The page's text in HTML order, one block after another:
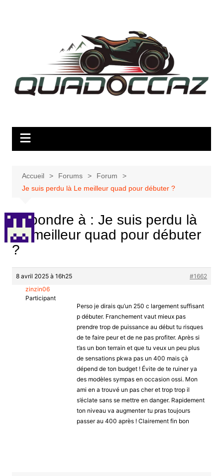
Accueil Forums
Forum
Je suis perdu là Le meilleur quad pour débuter ?
Répondre à : Je suis perdu là
Le meilleur quad pour débuter
?
8 avril 2025 à 16h25
#1662
zinzin06
Participant
Perso je dirais qu’un 250 c largement suffisant
p débuter. Franchement vaut mieux pas
prendre trop de puissance au début tu risques
de te faire peur et de ne pas profiter. Après si
t’as un bon terrain et que tu veux un peu plus
de sensations pkwa pas un 400 mais çà
dépend de ton budget ! Évite de te ruiner ya
des modèles sympas en occasion ossi. Mon
ami en a trouvé un pas cher et trop trop il
s’éclate sans se mettre en danger. Rapidement
ton niveau va augmenter tu pras toujours
passer au 400 après ! Clairement fin bon